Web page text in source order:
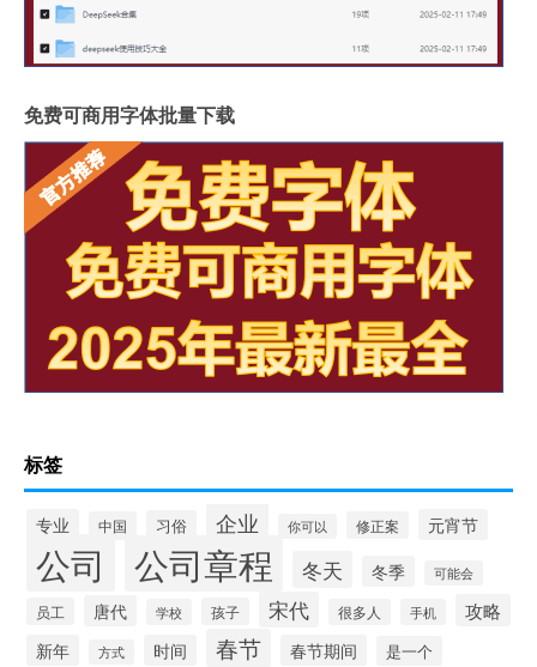
免费可商用字体批量下载
标签
专业 中国 习俗 企业 你可以 修正案 元宵节
公司 公司章程 冬天 冬季 可能会
员工 唐代 学校 孩子 宋代 很多人 手机 攻略
新年 方式 时间 春节 春节期间 是一个